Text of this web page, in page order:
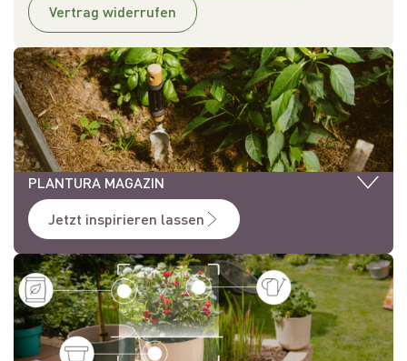
Vertrag widerrufen
PLANTURA MAGAZIN
Jetzt inspirieren lassen